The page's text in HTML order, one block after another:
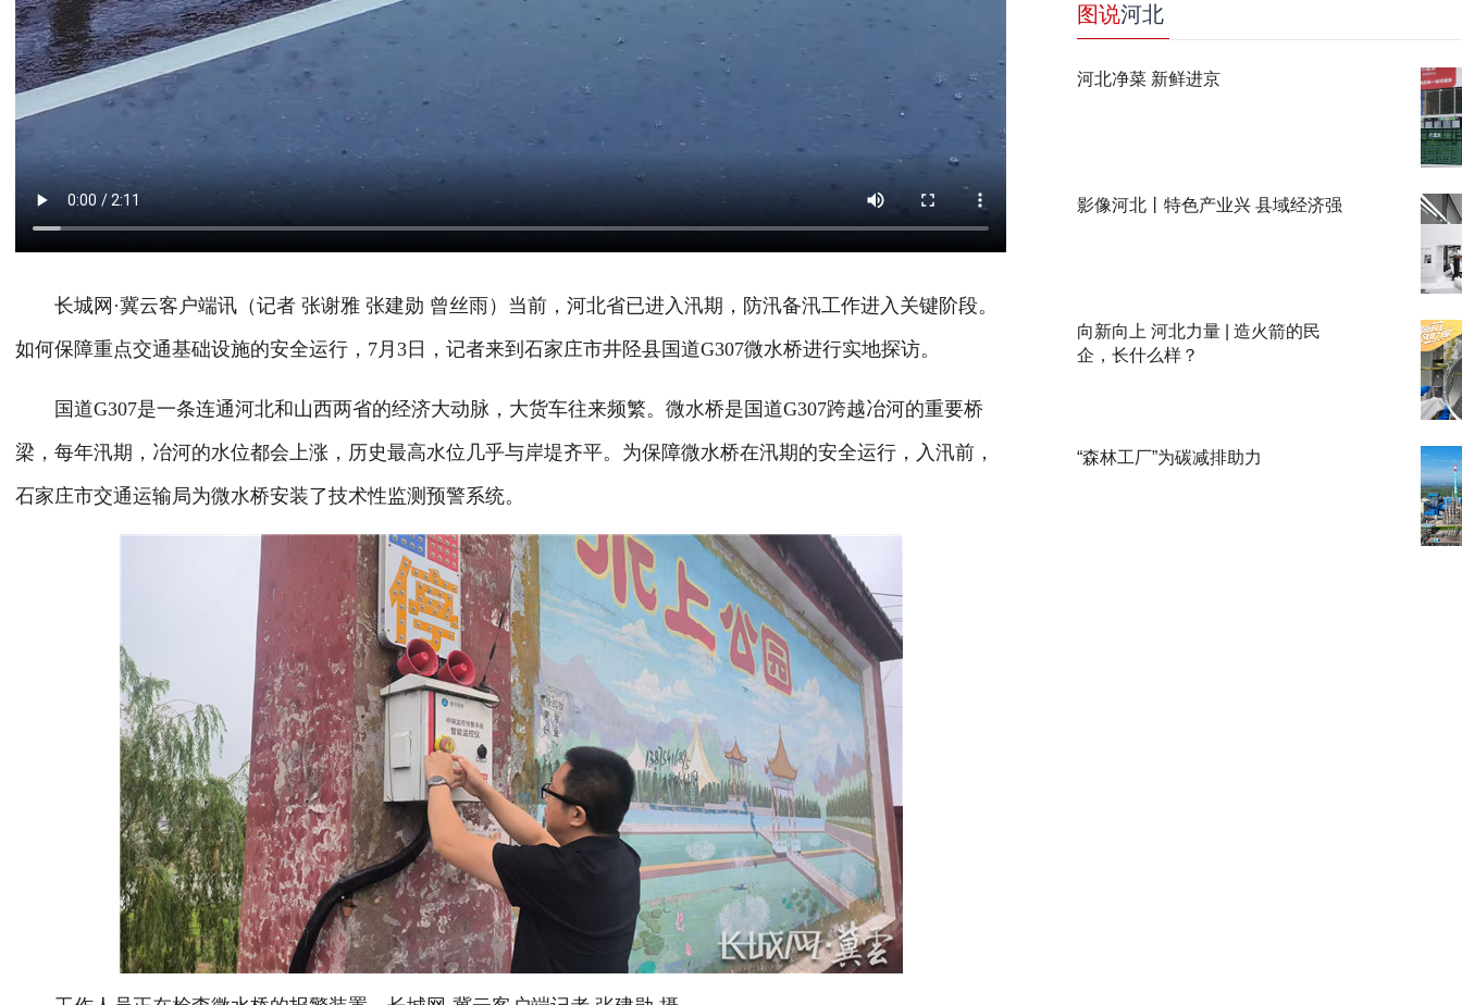
长城网·冀云客户端讯（记者 张谢雅 张建勋 曾丝雨）当前，河北省已进入汛期，防汛备汛工作进入关键阶段。
如何保障重点交通基础设施的安全运行，7月3日，记者来到石家庄市井陉县国道G307微水桥进行实地探访。
国道G307是一条连通河北和山西两省的经济大动脉，大货车往来频繁。微水桥是国道G307跨越冶河的重要桥
梁，每年汛期，冶河的水位都会上涨，历史最高水位几乎与岸堤齐平。为保障微水桥在汛期的安全运行，入汛前，
石家庄市交通运输局为微水桥安装了技术性监测预警系统。
图说河北
河北净菜 新鲜进京
影像河北丨特色产业兴 县域经济强
向新向上 河北力量 | 造火箭的民
企，长什么样？
“森林工厂”为碳减排助力